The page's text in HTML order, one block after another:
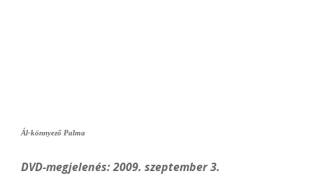
Ál-könnyező Palma
DVD-megjelenés: 2009. szeptember 3.